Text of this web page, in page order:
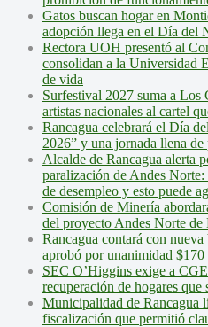
Gatos buscan hogar en
adopción llega en el Día del
Rectora UOH presentó al
consolidan a la Universidad
de vida
Surfestival 2027 suma a
artistas nacionales al cartel
Rancagua celebrará el Día
2026” y una jornada llena de
Alcalde de Rancagua alerta
paralización de Andes
de desempleo y esto puede
Comisión de Minería
del proyecto Andes Norte de
Rancagua contará con
aprobó por unanimidad
SEC O’Higgins exige a
recuperación de hogares que
Municipalidad de Rancagua
fiscalización que permitió